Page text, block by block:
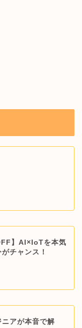
】AI×IoTを本気
チャンス！
ニアが本音で解